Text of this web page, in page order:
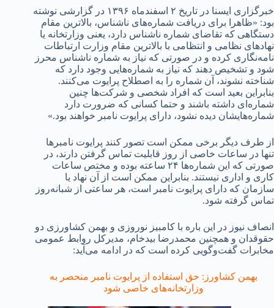
خبرگزاری ایسنا در تاریخ ۲ اسفندماه ۱۳۹۶ در گزارشی نوشته
بود: «ظاهرا برای دریافت شماره‌های ناشناس، بالاترین مقام
دستگاهی که تقاضای شماره ناشناس دارد، یعنی وزارتخانه یا
نهادهای نظامی و انتظامی با بالاترین مقام وزارت ارتباطات
نامه‌نگاری کرده و در صورتی که نیاز به شماره ناشناس محرز
شود و تشخیص دهند که نیاز به شماره‌هایی وجود دارد که
شناخته نشوند، آن شماره را به اصطلاح پرایوت‌ می‌کنند.
بنابراین بعید است که افراد شخصی و شرکت‌ها چنین
شماره‌ای داشته باشند و حتما کسانی که ضرورت دارد
شماره‌هایشان دیده نشود، دارای پرایوت نامبر خواهند بود.»
از طرف دیگر برخی ممکن است تصور کنند پرایوت نامبرها
تنها در ساعات خاصی از روز قابلیت تماس گرفتن دارند، در
صورتی که این شماره‌ها ۲۴ ساعته بوده و مختص ساعات
کاری و اداری نیستند. بنابراین ممکن است از آن نهاد یا
سازمان که دارای پرایوت نامبر است، هر ساعتی از شبانه‌روز
تماس گرفته شود.
انصاف نیوز در این باره با کامبیز نوروزی و بهمن کشاورزی دو
حقوقدان و همچنین محمدرضا بیدخام، مدیرکل روابط عمومی
مخابرات گفت‌وگویی کرده است که در ادامه‌ می‌آید:
بهمن کشاورز: حق استفاده از پرایوت نامبر منحصر به
وزارتخانه‌های خاصی شود